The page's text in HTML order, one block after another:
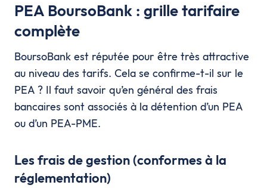
PEA BoursoBank : grille tarifaire
complète
BoursoBank est réputée pour être très attractive
au niveau des tarifs. Cela se confirme-t-il sur le
PEA ? Il faut savoir qu’en général des frais
bancaires sont associés à la détention d’un PEA
ou d’un PEA-PME.
Les frais de gestion (conformes à la
réglementation)